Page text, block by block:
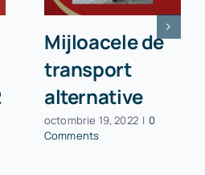
Mijloacele de
transport
alternative
octombrie 19, 2022 | 0
Comments